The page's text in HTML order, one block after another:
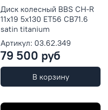
Диск колесный BBS CH-R
11x19 5x130 ET56 CB71.6
satin titanium
Артикул: 03.62.349
79 500 руб
В корзину